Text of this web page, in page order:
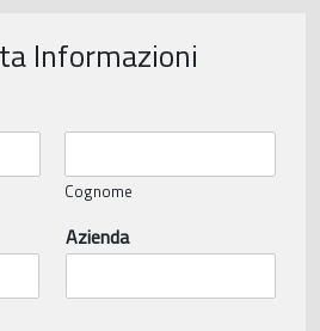
Informazioni
Cognome
Azienda